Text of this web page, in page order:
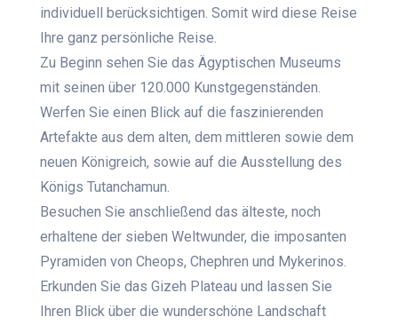
individuell berücksichtigen. Somit wird diese Reise
Ihre ganz persönliche Reise.
Zu Beginn sehen Sie das Ägyptischen Museums
mit seinen über 120.000 Kunstgegenständen.
Werfen Sie einen Blick auf die faszinierenden
Artefakte aus dem alten, dem mittleren sowie dem
neuen Königreich, sowie auf die Ausstellung des
Königs Tutanchamun.
Besuchen Sie anschließend das älteste, noch
erhaltene der sieben Weltwunder, die imposanten
Pyramiden von Cheops, Chephren und Mykerinos.
Erkunden Sie das Gizeh Plateau und lassen Sie
Ihren Blick über die wunderschöne Landschaft